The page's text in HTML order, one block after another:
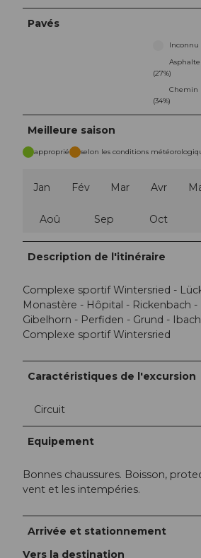
Pavés
Inconnu
Asphalte
(27%)
Chemin
(34%)
Meilleure saison
approprié selon les conditions
Jan Fév Mar Avr
Aoû Sep Oct
Description de l'itinéraire
Complexe sportif Wintersried -
Monastère - Hôpital - Rickenbach
Gibelhorn - Perfiden - Grund -
Complexe sportif Wintersried
Caractéristiques de l'excursion
Circuit
Equipement
Bonnes chaussures. Boisson,
vent et les intempéries.
Arrivée et stationnement
Vers la destination